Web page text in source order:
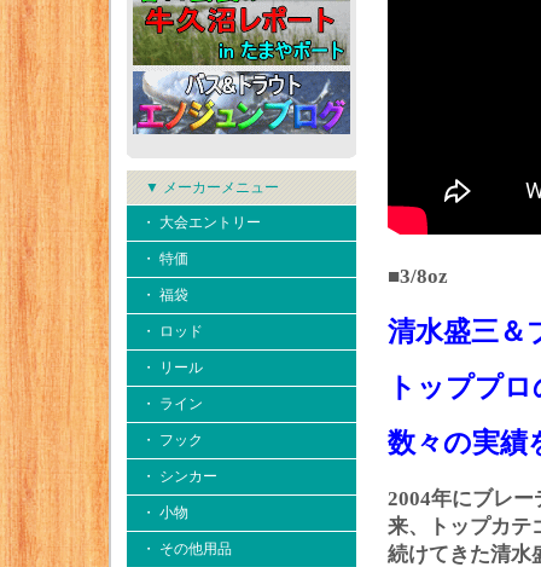
▼ メーカーメニュー
・ 大会エントリー
・ 特価
・ 福袋
・ ロッド
・ リール
・ ライン
・ フック
・ シンカー
・ 小物
・ その他用品
■3/8oz
清水盛三＆
トッププ
数々の実績
2004年にブレ
来、トップカテ
続けてきた清水